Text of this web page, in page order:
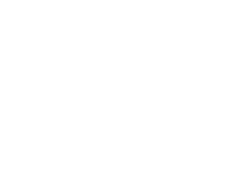
présente une
bénéfice-risque des
Au total, 4 442 (67,3 %)